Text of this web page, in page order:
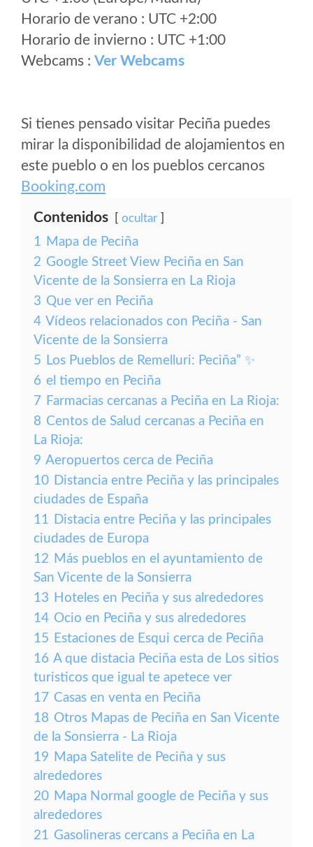
Horario de verano : UTC +2:00
Horario de invierno : UTC +1:00
Webcams : Ver Webcams
Si tienes pensado visitar Peciña puedes
mirar la disponibilidad de alojamientos en
este pueblo o en los pueblos cercanos
Booking.com
Contenidos ocultar
1 Mapa de Peciña
2 Google Street View Peciña en San
Vicente de la Sonsierra en La Rioja
3 Que ver en Peciña
4 Vídeos relacionados con Peciña - San
Vicente de la Sonsierra
5 Los Pueblos de Remelluri: Peciña” ✨
6 el tiempo en Peciña
7 Farmacias cercanas a Peciña en La Rioja:
8 Centos de Salud cercanas a Peciña en
La Rioja:
9 Aeropuertos cerca de Peciña
10 Distancia entre Peciña y las principales
ciudades de España
11 Distacia entre Peciña y las principales
ciudades de Europa
12 Más pueblos en el ayuntamiento de
San Vicente de la Sonsierra
13 Hoteles en Peciña y sus alrededores
14 Ocio en Peciña y sus alrededores
15 Estaciones de Esqui cerca de Peciña
16 A que distacia Peciña esta de Los sitios
turisticos que igual te apetece ver
17 Casas en venta en Peciña
18 Otros Mapas de Peciña en San Vicente
de la Sonsierra - La Rioja
19 Mapa Satelite de Peciña y sus
alrededores
20 Mapa Normal google de Peciña y sus
alrededores
21 Gasolineras cercans a Peciña en La